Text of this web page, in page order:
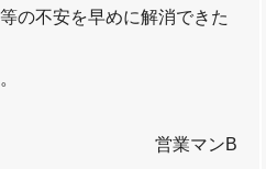
の不安を早めに解消できた
営業マンB